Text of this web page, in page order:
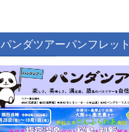
パンダツアーパンフレット